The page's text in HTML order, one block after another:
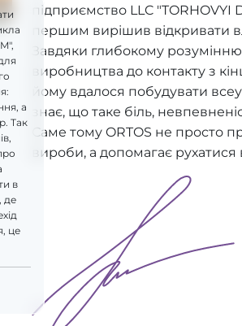
а
Так
в
де
це
підприємство LLC "TORHOVYI
першим вирішив відкривати
Завдяки глибокому розумінню
виробництва до контакту з
йому вдалося побудувати
знає, що таке біль,
Саме тому ORTOS не просто
вироби, а допомагає рухатися